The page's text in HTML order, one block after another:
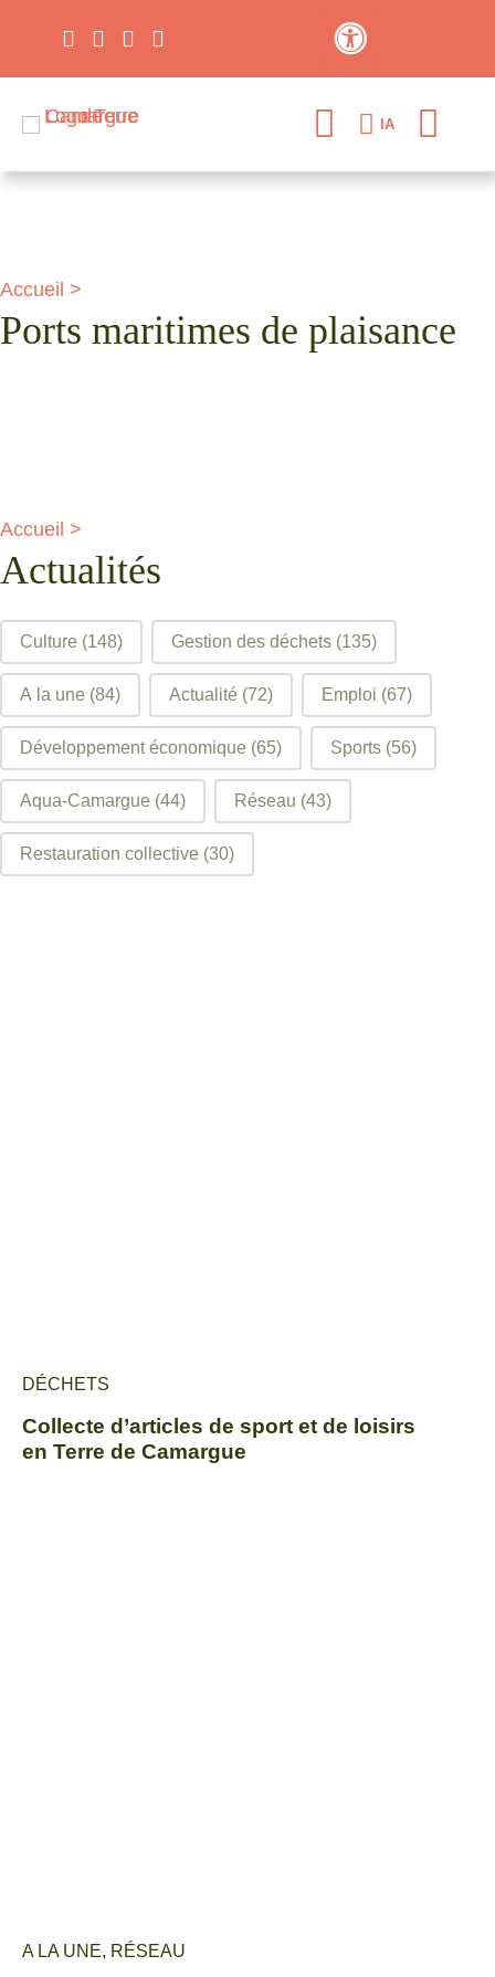
IA
Accueil >
Ports maritimes de plaisance
Accueil >
Actualités
filtre articles
Culture (148) Gestion des déchets (135)
A la une (84) Actualité (72) Emploi (67)
Développement économique (65) Sports (56)
Aqua-Camargue (44) Réseau (43)
Restauration collective (30)
DÉCHETS
Collecte d’articles de sport et de loisirs
en Terre de Camargue
A LA UNE, RÉSEAU